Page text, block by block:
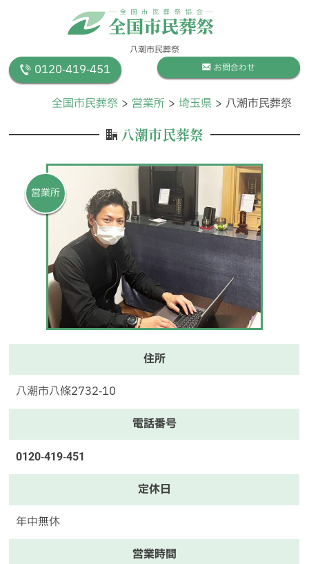
八潮市民葬祭
0120‐419‐451 お問合わせ
全国市民葬祭 営業所 埼玉県 八潮市民葬祭
八潮市民葬祭
営業所
住所
八潮市八條2732‐10
電話番号
0120‐419‐451
定休日
年中無休
営業時間